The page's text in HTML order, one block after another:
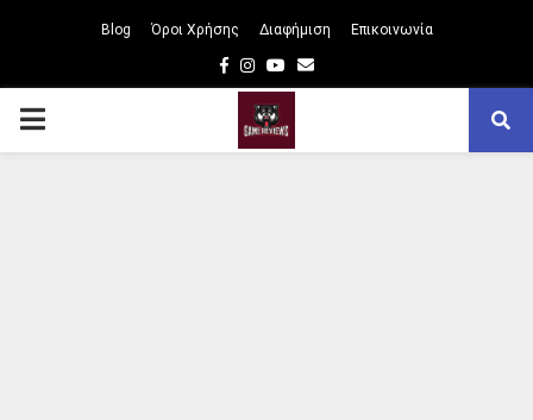
Blog Όροι Χρήσης Διαφήμιση Επικοινωνία
Facebook
Instagram
Youtube
Email
PRIMARY